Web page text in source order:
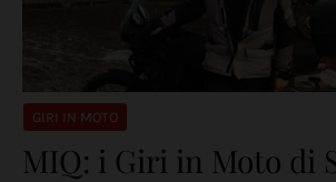
GIRI IN MOTO
MIQ: i Giri in Moto di